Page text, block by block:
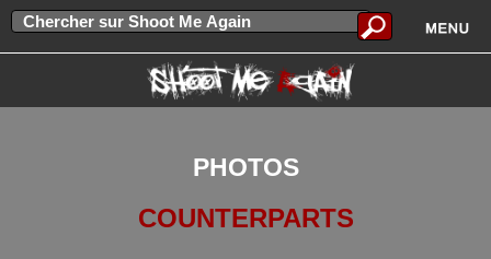
PHOTOS
COUNTERPARTS